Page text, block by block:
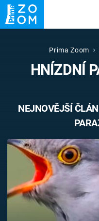
ZRÁDCI
ZÁHADY VETŘELCI
Témata
Pořady
TV Program
Prima Zoom
HNÍZDNÍ
NEJNOVĚJŠÍ